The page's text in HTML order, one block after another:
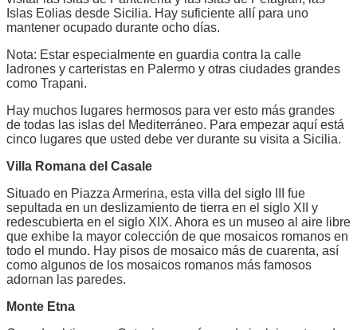
Islas Eolias desde Sicilia. Hay suficiente allí para uno
mantener ocupado durante ocho días.
Nota: Estar especialmente en guardia contra la calle
ladrones y carteristas en Palermo y otras ciudades grandes
como Trapani.
Hay muchos lugares hermosos para ver esto más grandes
de todas las islas del Mediterráneo. Para empezar aquí está
cinco lugares que usted debe ver durante su visita a Sicilia.
Villa Romana del Casale
Situado en Piazza Armerina, esta villa del siglo III fue
sepultada en un deslizamiento de tierra en el siglo XII y
redescubierta en el siglo XIX. Ahora es un museo al aire libre
que exhibe la mayor colección de que mosaicos romanos en
todo el mundo. Hay pisos de mosaico más de cuarenta, así
como algunos de los mosaicos romanos más famosos
adornan las paredes.
Monte Etna